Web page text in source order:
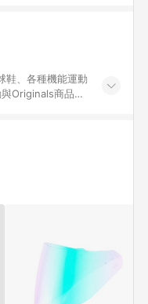
鞋、各種機能運動
Originals商品一